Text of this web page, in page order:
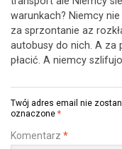
warunkach? Niemcy
za sprzontanie az
autobusy do nich. A za
płacić. A niemcy
Twój adres email nie
oznaczone *
Komentarz *